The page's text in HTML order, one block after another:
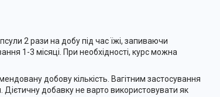
2 рази на добу під час їжі, запиваючи
1-3 місяці. При необхідності, курс можна
добову кількість. Вагітним застосування
добавку не варто використовувати як